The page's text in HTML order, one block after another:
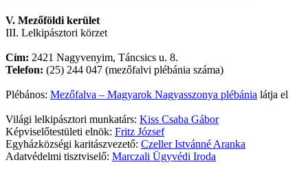
V. Mezőföldi kerület
III. Lelkipásztori körzet
Cím: 2421 Nagyvenyim, Táncsics u. 8.
Telefon: (25) 244 047 (mezőfalvi plébánia száma)
Plébános: Mezőfalva – Magyarok Nagyasszonya plébánia látja el
Világi lelkipásztori munkatárs: Kiss Csaba Gábor
Képviselőtestületi elnök: Fritz József
Egyházközségi karitászvezető: Czeller Istvánné Aranka
Adatvédelmi tisztviselő: Marczali Ügyvédi Iroda